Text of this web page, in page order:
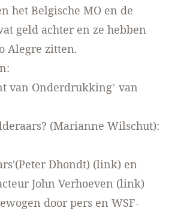
het Belgische MO en de
geld achter en ze hebben
Alegre zitten.
van Onderdrukking’ van
(Marianne Wilschut):
Dhondt) (link) en
John Verhoeven (link)
door pers en WSF-